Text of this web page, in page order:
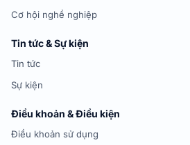
Cơ hội nghề nghiệp
Tin tức & Sự kiện
Tin tức
Sự kiện
Điều khoản & Điều kiện
Điều khoản sử dụng